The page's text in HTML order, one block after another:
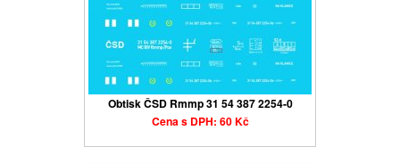
Obtisk ČSD Rmmp 31 54 387 2254-0
Cena s DPH: 60 Kč